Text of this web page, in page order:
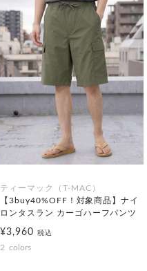
ティーマック（T-MAC）
【3buy40%OFF！対象商品】ナイ
ロンタスラン カーゴハーフパンツ
¥3,960 税込
2 colors